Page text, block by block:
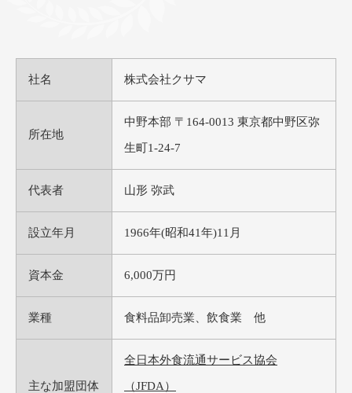
社名 株式会社クサマ
所在地
中野本部 〒164-0013 東京都中野区弥
生町1-24-7
代表者 山形 弥武
設立年月 1966年(昭和41年)11月
資本金 6,000万円
業種 食料品卸売業、飲食業 他
主な加盟団体
全日本外食流通サービス協会
（JFDA）